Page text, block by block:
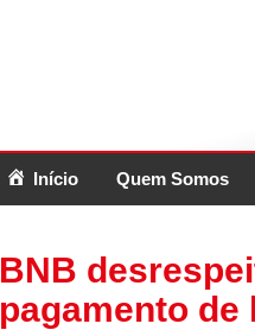
Início Quem Somos
BNB
pagamento de